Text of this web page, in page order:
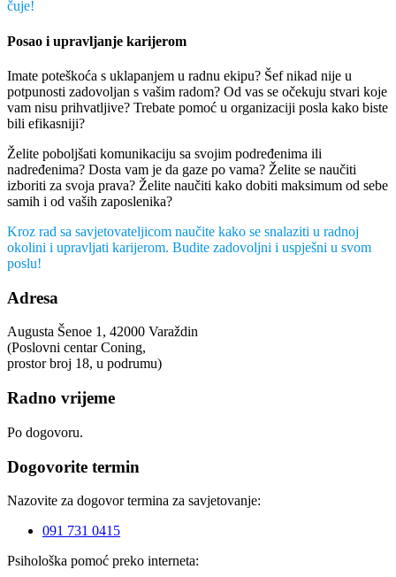
čuje!
Posao i upravljanje karijerom
Imate poteškoća s uklapanjem u radnu ekipu? Šef nikad nije u
potpunosti zadovoljan s vašim radom? Od vas se očekuju stvari koje
vam nisu prihvatljive? Trebate pomoć u organizaciji posla kako biste
bili efikasniji?
Želite poboljšati komunikaciju sa svojim podređenima ili
nadređenima? Dosta vam je da gaze po vama? Želite se naučiti
izboriti za svoja prava? Želite naučiti kako dobiti maksimum od sebe
samih i od vaših zaposlenika?
Kroz rad sa savjetovateljicom naučite kako se snalaziti u radnoj
okolini i upravljati karijerom. Budite zadovoljni i uspješni u svom
poslu!
Adresa
Augusta Šenoe 1, 42000 Varaždin
(Poslovni centar Coning,
prostor broj 18, u podrumu)
Radno vrijeme
Po dogovoru.
Dogovorite termin
Nazovite za dogovor termina za savjetovanje:
091 731 0415
Psihološka pomoć preko interneta: